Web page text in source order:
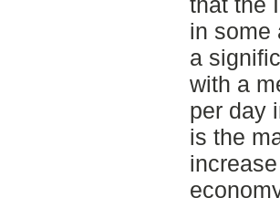
in some
a
with a
per day
is the